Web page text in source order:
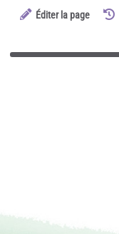
Éditer la page